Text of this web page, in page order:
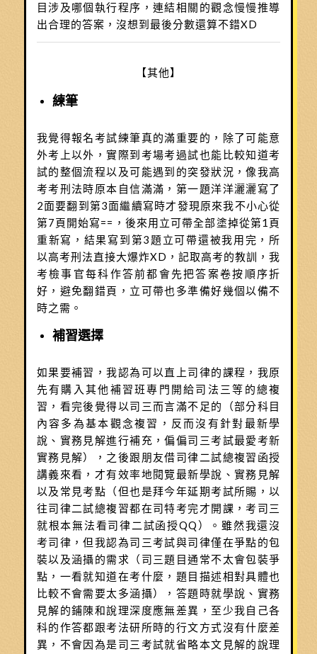
目涉及哪個執行程序，連結相關的觀念慢慢推導
出合理的答案，沒想到最後分數還算不錯XD
【其他】
練筆
我覺得報名考試練筆真的滿重要的，除了可能意
外考上以外，實際到考場考過試也能比較知道考
試的整個流程以及可能遇到的突發狀況，像我高
考考刑法時原本自信滿滿，第一題洋洋灑灑寫了
2面要翻到第3面繼續寫時才發現原來我不小心從
第7頁開始寫==，後來用立可帶全部塗掉從第1頁
重新寫，結果寫到第3題立可帶還被我用完，所
以高考刑法直接大爆炸XD，記取高考的教訓，我
考檢事官每科作答前都會先把答案卷按順序折
好，避免翻錯頁，立可帶也多準備好幾個以備不
時之需。
補習選擇
如果要補習，我認為可以直上司律的課程，我原
先有購入其他補習班專門開給司法三等的總複
習，看完後覺得以司三而言滿不足的（部分科目
內容多為基本觀念複習，反而沒有針對最新學
說、實務見解進行補充，偏偏司三考試最愛考新
實務見解），之後跟朋友借司律二試總複習函授
講義來看，才有效率地閱覽最新學說、實務見解
以及常見考點（但也是拜今年延期考試所賜，以
往司律二試總複習都在司特考完才開課，考司三
就根本無法看司律二試函授QQ）。雖然我還沒
考司律，但我認為司三考試與司律僅在爭點的包
裝以及涵攝的需求（司三題目通常不太會包裝爭
點，一看就知道在考什麼，題目描述相對具體也
比較不會需要太多涵攝），答題時就學說、實務
見解的鋪陳和說理深度應無差異，至少我自己各
科的作答都跟考法研所時的行文方式沒有什麼差
異，不會因為是司三考試就省略本文見解的說理